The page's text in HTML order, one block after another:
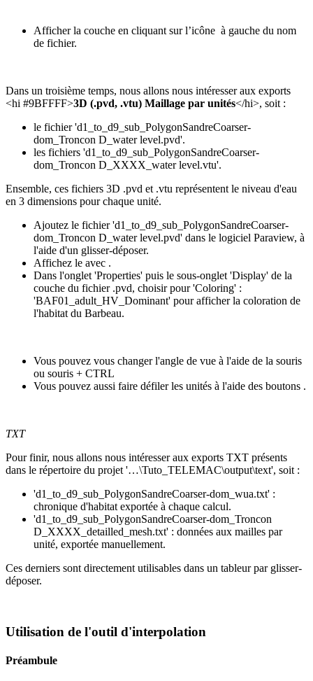
Afficher la couche en cliquant sur l’icône à gauche du nom
de fichier.
Dans un troisième temps, nous allons nous intéresser aux exports
<hi #9BFFFF>3D (.pvd, .vtu) Maillage par unités</hi>, soit :
le fichier 'd1_to_d9_sub_PolygonSandreCoarser-
dom_Troncon D_water level.pvd'.
les fichiers 'd1_to_d9_sub_PolygonSandreCoarser-
dom_Troncon D_XXXX_water level.vtu'.
Ensemble, ces fichiers 3D .pvd et .vtu représentent le niveau d'eau
en 3 dimensions pour chaque unité.
Ajoutez le fichier 'd1_to_d9_sub_PolygonSandreCoarser-
dom_Troncon D_water level.pvd' dans le logiciel Paraview, à
l'aide d'un glisser-déposer.
Affichez le avec .
Dans l'onglet 'Properties' puis le sous-onglet 'Display' de la
couche du fichier .pvd, choisir pour 'Coloring' :
'BAF01_adult_HV_Dominant' pour afficher la coloration de
l'habitat du Barbeau.
Vous pouvez vous changer l'angle de vue à l'aide de la souris
ou souris + CTRL
Vous pouvez aussi faire défiler les unités à l'aide des boutons .
TXT
Pour finir, nous allons nous intéresser aux exports TXT présents
dans le répertoire du projet '…\Tuto_TELEMAC\output\text', soit :
'd1_to_d9_sub_PolygonSandreCoarser-dom_wua.txt' :
chronique d'habitat exportée à chaque calcul.
'd1_to_d9_sub_PolygonSandreCoarser-dom_Troncon
D_XXXX_detailled_mesh.txt' : données aux mailles par
unité, exportée manuellement.
Ces derniers sont directement utilisables dans un tableur par glisser-
déposer.
Utilisation de l'outil d'interpolation
Préambule